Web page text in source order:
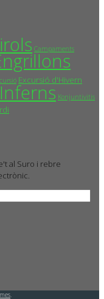
Campaments
Excursió d'Hivern
Inferns Konjuntivitis
al Suro i rebre
.